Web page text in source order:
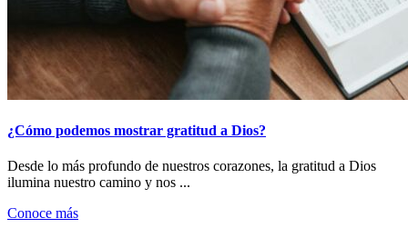
¿Cómo podemos mostrar gratitud a Dios?
Desde lo más profundo de nuestros corazones, la gratitud a Dios
ilumina nuestro camino y nos ...
Conoce más